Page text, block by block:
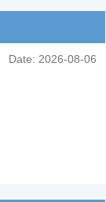
Date: 2026-08-06